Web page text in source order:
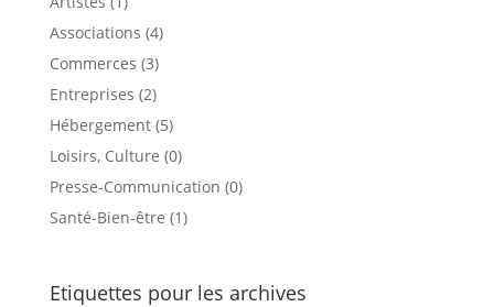
Associations (4)
Commerces (3)
Entreprises (2)
Hébergement (5)
Loisirs, Culture (0)
Presse-Communication (0)
Santé-Bien-être (1)
Etiquettes pour les archives